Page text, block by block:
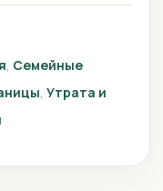
Семейные
Утрата и